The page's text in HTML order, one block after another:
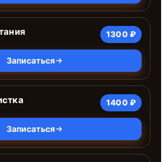
1300 ₽
Записаться
1400 ₽
Записаться